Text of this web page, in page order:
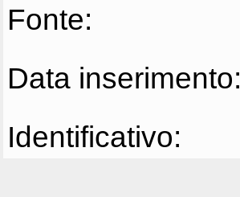
Fonte:
Data inserimento:
Identificativo: